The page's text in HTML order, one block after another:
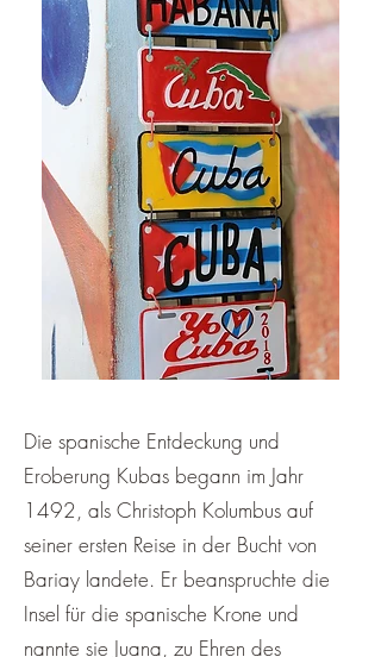
Die spanische Entdeckung und
Eroberung Kubas begann im Jahr
1492, als Christoph Kolumbus auf
seiner ersten Reise in der Bucht von
Bariay landete. Er beanspruchte die
Insel für die spanische Krone und
nannte sie Juana, zu Ehren des